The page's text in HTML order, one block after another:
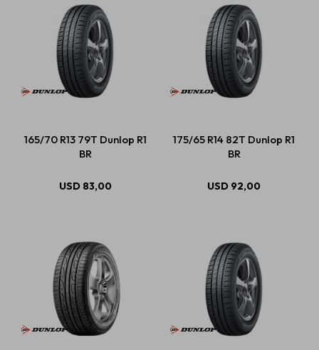
165/70 R13 79T Dunlop R1
BR
USD 83,00
175/65 R14 82T Dunlop R1
BR
USD 92,00